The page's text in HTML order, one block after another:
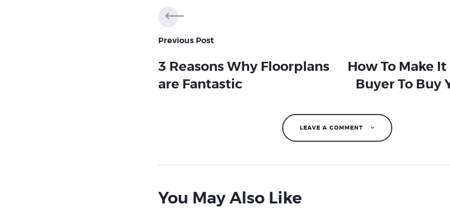
Post
navigation
Previous Post
3 Reasons Why Floorplans
are Fantastic
How To Make It
Buyer To Buy
LEAVE A COMMENT
You May Also Like